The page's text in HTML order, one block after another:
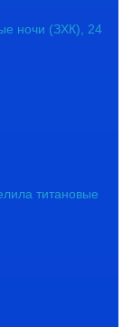
ночи (ЗХК), 24
титановые